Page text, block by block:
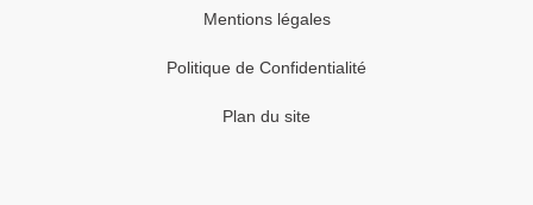
Mentions légales
Politique de Confidentialité
Plan du site